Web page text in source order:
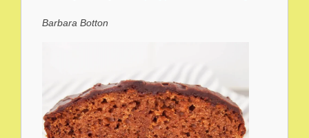
Barbara Botton